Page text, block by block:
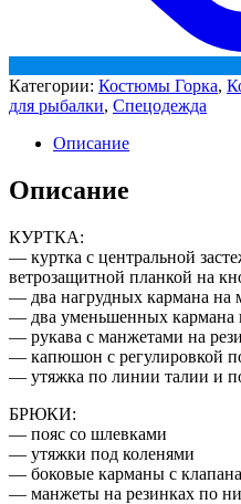
Категории: Костюмы Горка,
для рыбалки, Спецодежда
Описание
Описание
КУРТКА:
— куртка с центральной
ветрозащитной планкой на
— два нагрудных кармана на
— два уменьшенных кармана
— рукава с манжетами на
— капюшон с регулировкой
— утяжка по линии талии и
БРЮКИ:
— пояс со шлевками
— утяжки под коленями
— боковые карманы с
— манжеты на резинках по